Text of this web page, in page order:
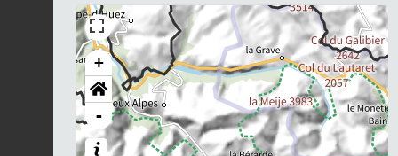
+
-